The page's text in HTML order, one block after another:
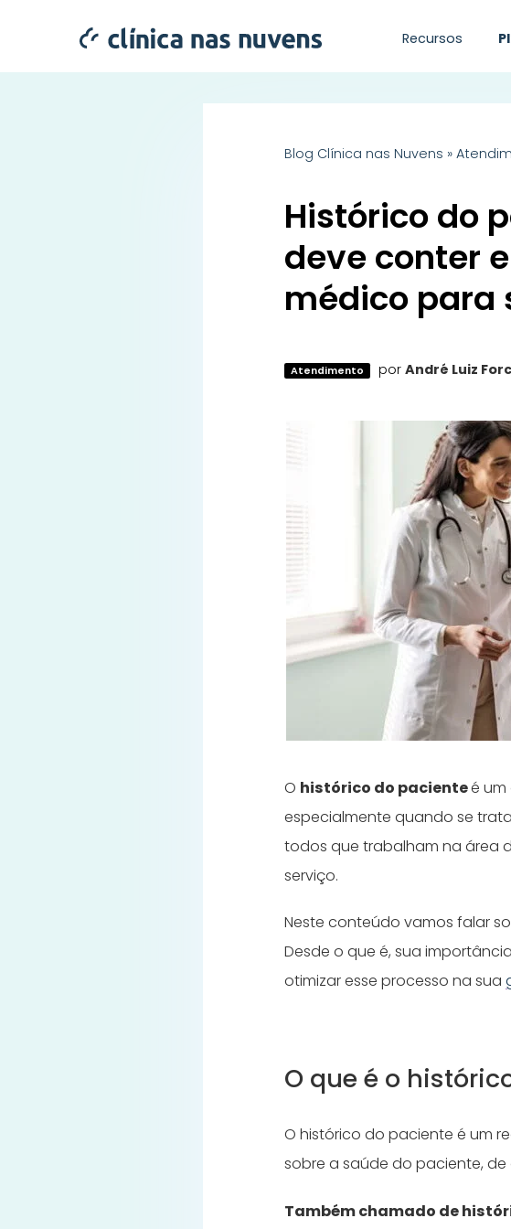
Recursos
Blog Clínica nas Nuvens »
Histórico do
deve conter
médico para
Atendimento por André Luiz
O histórico do pacienteé
especialmente quando se
todos que trabalham na área
serviço.
Neste conteúdo vamos falar
Desde o que é, sua
otimizar esse processo na sua
O que é o
O histórico do paciente é um
sobre a saúde do paciente,
Também chamado de